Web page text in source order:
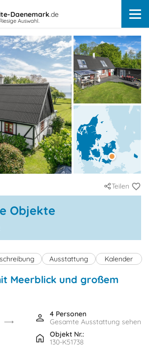
Daenemark.de
Auswahl.
Teilen
Objekte
Ausstattung Kalender
Meerblick und großem
4 Personen
Gesamte Ausstattung sehen
Objekt Nr.:
130-K51738